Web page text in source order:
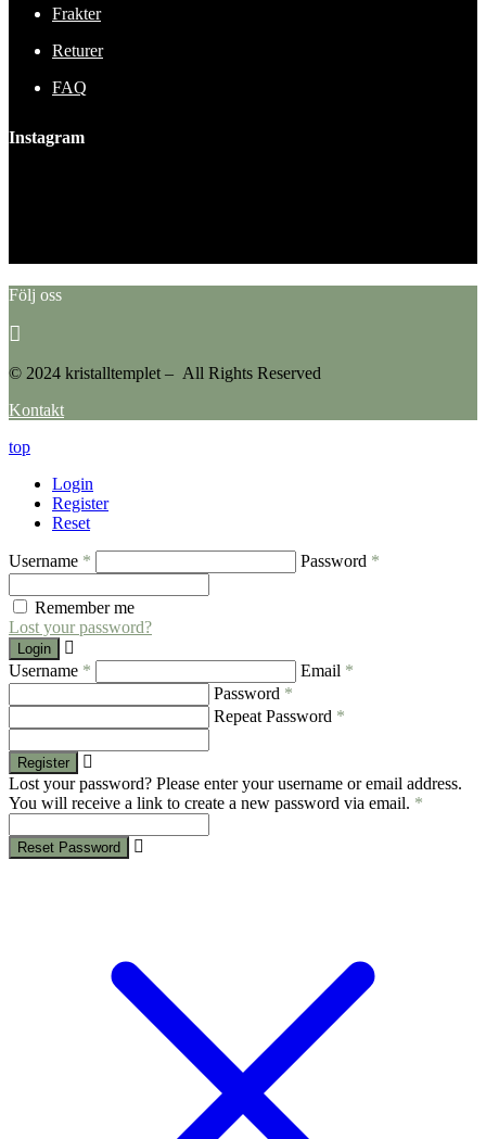
Frakter
Returer
FAQ
Instagram
Följ oss
© 2024 kristalltemplet – All Rights Reserved
Kontakt
top
Login
Register
Reset
Username * Password *
Remember me
Lost your password?
Login
Username * Email *
Password *
Repeat Password *
Register
Lost your password? Please enter your username or email address.
You will receive a link to create a new password via email. *
Reset Password